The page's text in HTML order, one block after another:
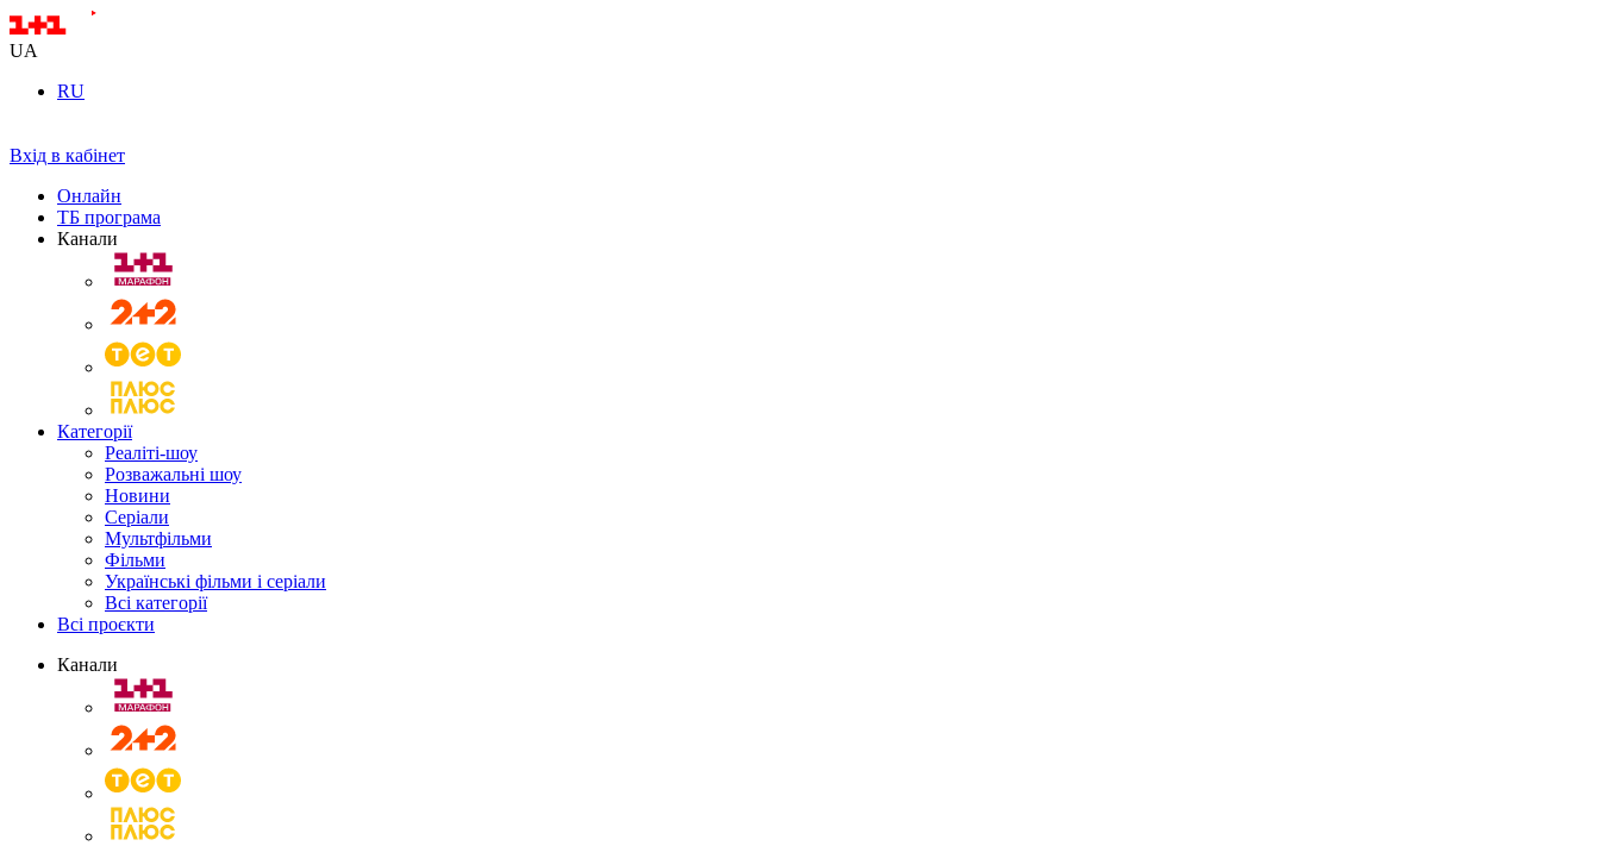
UA
RU
Вхід в кабінет
Онлайн
ТБ програма
Канали
Категорії
Реаліті-шоу
Розважальні шоу
Новини
Серіали
Мультфільми
Фільми
Українські фільми і серіали
Всі категорії
Всі проєкти
Канали